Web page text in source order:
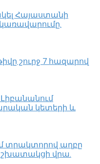
Հայաստանի
շուրջ 7 հազարով
Լիբանանում
կետերի և
տրակտորով աղբը
աշխատակցի վրա.